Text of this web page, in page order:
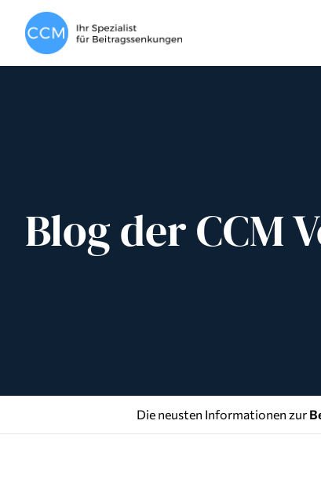
Blog der CCM
Die neusten Informationen zur